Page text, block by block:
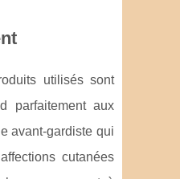
utilisés sont
parfaitement aux
avant-gardiste qui
cutanées